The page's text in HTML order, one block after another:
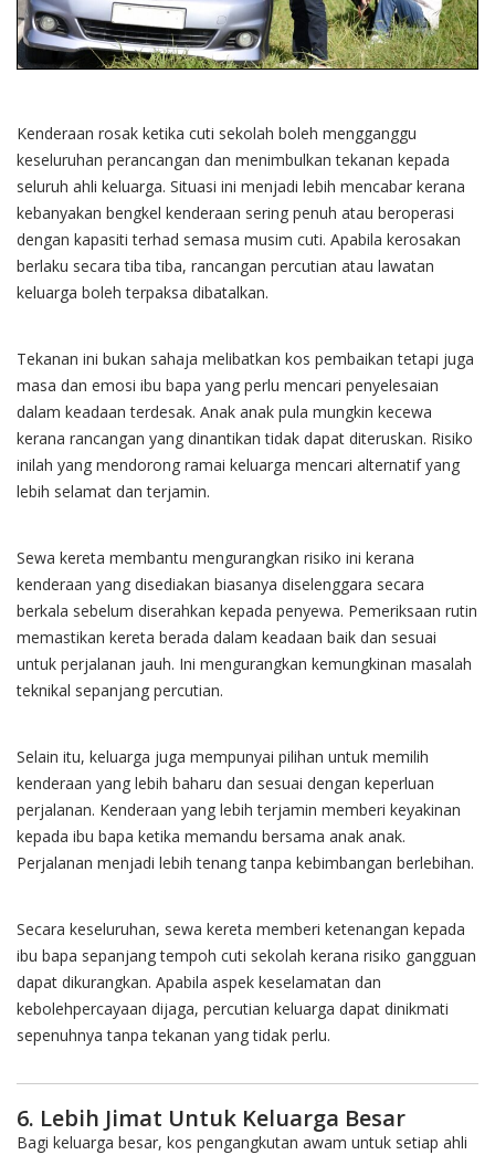
Kenderaan rosak ketika cuti sekolah boleh mengganggu
keseluruhan perancangan dan menimbulkan tekanan kepada
seluruh ahli keluarga. Situasi ini menjadi lebih mencabar kerana
kebanyakan bengkel kenderaan sering penuh atau beroperasi
dengan kapasiti terhad semasa musim cuti. Apabila kerosakan
berlaku secara tiba tiba, rancangan percutian atau lawatan
keluarga boleh terpaksa dibatalkan.
Tekanan ini bukan sahaja melibatkan kos pembaikan tetapi juga
masa dan emosi ibu bapa yang perlu mencari penyelesaian
dalam keadaan terdesak. Anak anak pula mungkin kecewa
kerana rancangan yang dinantikan tidak dapat diteruskan. Risiko
inilah yang mendorong ramai keluarga mencari alternatif yang
lebih selamat dan terjamin.
Sewa kereta membantu mengurangkan risiko ini kerana
kenderaan yang disediakan biasanya diselenggara secara
berkala sebelum diserahkan kepada penyewa. Pemeriksaan rutin
memastikan kereta berada dalam keadaan baik dan sesuai
untuk perjalanan jauh. Ini mengurangkan kemungkinan masalah
teknikal sepanjang percutian.
Selain itu, keluarga juga mempunyai pilihan untuk memilih
kenderaan yang lebih baharu dan sesuai dengan keperluan
perjalanan. Kenderaan yang lebih terjamin memberi keyakinan
kepada ibu bapa ketika memandu bersama anak anak.
Perjalanan menjadi lebih tenang tanpa kebimbangan berlebihan.
Secara keseluruhan, sewa kereta memberi ketenangan kepada
ibu bapa sepanjang tempoh cuti sekolah kerana risiko gangguan
dapat dikurangkan. Apabila aspek keselamatan dan
kebolehpercayaan dijaga, percutian keluarga dapat dinikmati
sepenuhnya tanpa tekanan yang tidak perlu.
6. Lebih Jimat Untuk Keluarga Besar
Bagi keluarga besar, kos pengangkutan awam untuk setiap ahli